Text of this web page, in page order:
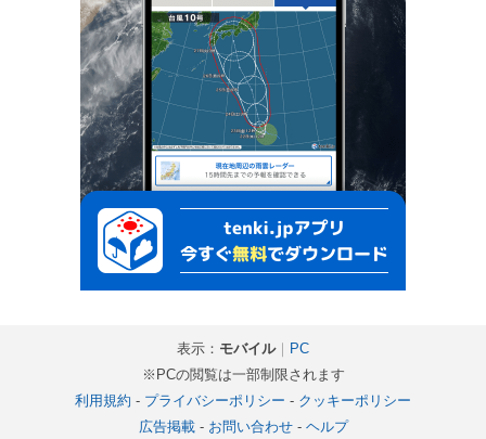
表示： モバイル｜ PC
※PCの閲覧は一部制限されます
利用規約 - プライバシーポリシー - クッキーポリシー
広告掲載- お問い合わせ- ヘルプ